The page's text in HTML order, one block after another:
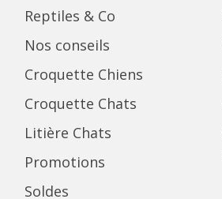
Reptiles & Co
Nos conseils
Croquette Chiens
Croquette Chats
Litière Chats
Promotions
Soldes